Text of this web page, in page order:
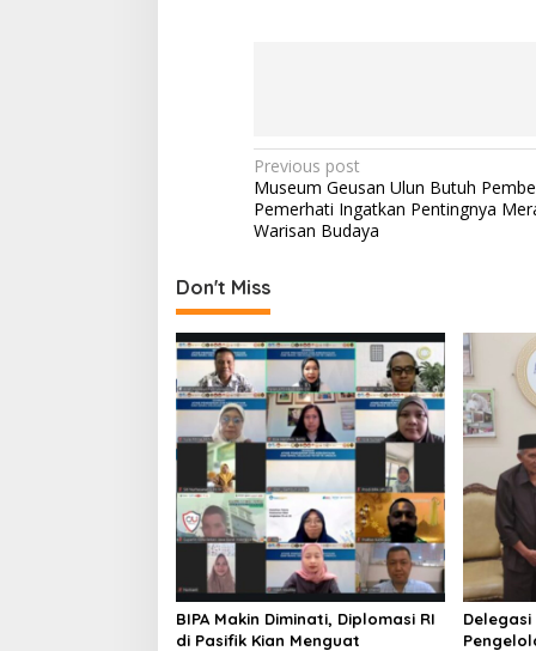
P
o
s
n
a
v
i
g
a
t
i
o
n
Previous post
Museum Geusan Ulun Butuh
Pemerhati Ingatkan Pentingnya
Warisan Budaya
Don't Miss
BIPA Makin Diminati, Diplomasi RI
di Pasifik Kian Menguat